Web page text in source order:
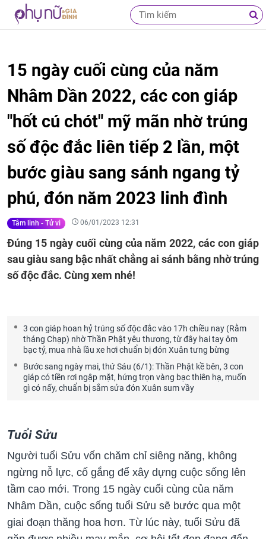
15 ngày cuối cùng của năm
Nhâm Dần 2022, các con giáp
"hốt cú chót" mỹ mãn nhờ trúng
số độc đắc liên tiếp 2 lần, một
bước giàu sang sánh ngang tỷ
phú, đón năm 2023 linh đình
Tâm linh - Tử vi 06/01/2023 12:31
Đúng 15 ngày cuối cùng của năm 2022, các con giáp
sau giàu sang bậc nhất chẳng ai sánh bằng nhờ trúng
số độc đắc. Cùng xem nhé!
3 con giáp hoan hỷ trúng số độc đắc vào 17h chiều nay (Rằm
tháng Chạp) nhờ Thần Phật yêu thương, từ đây hai tay ôm
bạc tỷ, mua nhà lầu xe hơi chuẩn bị đón Xuân tưng bừng
Bước sang ngày mai, thứ Sáu (6/1): Thần Phật kề bên, 3 con
giáp có tiền rơi ngập mặt, hứng trọn vàng bạc thiên hạ, muốn
gì có nấy, chuẩn bị sắm sửa đón Xuân sum vầy
Tuổi Sửu
Người tuổi Sửu vốn chăm chỉ siêng năng, không
ngừng nỗ lực, cố gắng để xây dựng cuộc sống lên
tầm cao mới. Trong 15 ngày cuối cùng của năm
Nhâm Dần, cuộc sống tuổi Sửu sẽ bước qua một
giai đoạn thăng hoa hơn. Từ lúc này, tuổi Sửu đã